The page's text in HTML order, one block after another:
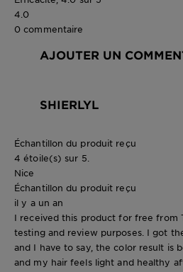
4.0
0 commentaire
AJOUTER UN
SHIERLYL
Échantillon du produit reçu
4 étoile(s) sur 5.
Nice
Échantillon du produit reçu
il y a un an
I received this product for free from
testing and review purposes. I got
and I have to say, the color result is
and my hair feels light and healthy